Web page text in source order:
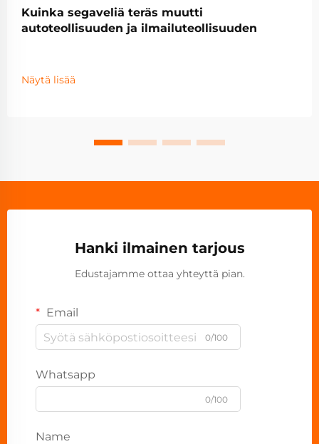
Kuinka segaveliä teräs muutti
autoteollisuuden ja ilmailuteollisuuden
Näytä lisää
Hanki ilmainen tarjous
Edustajamme ottaa yhteyttä pian.
Email
0/100
Whatsapp
0/100
Name